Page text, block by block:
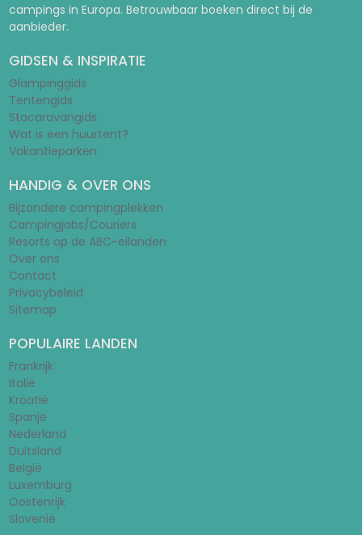
campings in Europa. Betrouwbaar boeken direct bij de
aanbieder.
GIDSEN & INSPIRATIE
Glampinggids
Tentengids
Stacaravangids
Wat is een huurtent?
Vakantieparken
HANDIG & OVER ONS
Bijzondere campingplekken
Campingjobs/Couriers
Resorts op de ABC-eilanden
Over ons
Contact
Privacybeleid
Sitemap
POPULAIRE LANDEN
Frankrijk
Italië
Kroatië
Spanje
Nederland
Duitsland
België
Luxemburg
Oostenrijk
Slovenië